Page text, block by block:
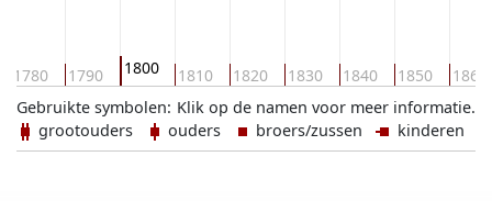
1780 1790 1800 1810 1820 1830 1840 1850 1860
Klik op de namen voor meer informatie.
Gebruikte symbolen:
grootouders
ouders broers/zussen kinderen